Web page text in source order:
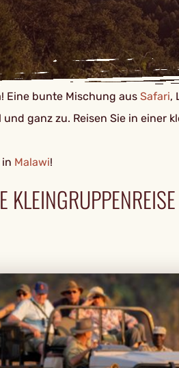
Eine bunte Mischung aus Safari,
ganz zu. Reisen Sie in einer
in Malawi!